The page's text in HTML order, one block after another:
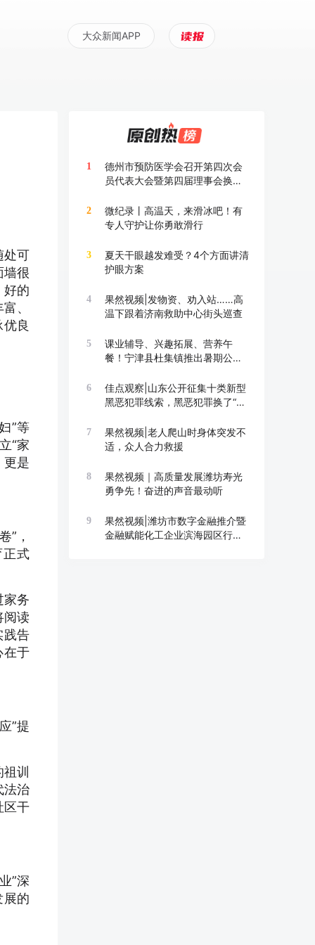
大众新闻APP
处可
墙很
的
、
良
”等
“家
更是
”，
正式
家务
阅读
践告
在于
”提
训
法治
区干
”深
展的
1
德州市预防医学会召开第四次会
员代表大会暨第四届理事会换届
2
微纪录丨高温天，来滑冰吧！有
专人守护让你勇敢滑行
3
夏天干眼越发难受？4个方面讲清
护眼方案
4
果然视频|发物资、劝入站……高
温下跟着济南救助中心街头巡查
5
课业辅导、兴趣拓展、营养午
餐！宁津县杜集镇推出暑期公益
6
佳点观察|山东公开征集十类新型
黑恶犯罪线索，黑恶犯罪换了“马
7
果然视频|老人爬山时身体突发不
适，众人合力救援
8
果然视频｜高质量发展潍坊寿光
勇争先！奋进的声音最动听
9
果然视频|潍坊市数字金融推介暨
金融赋能化工企业滨海园区行举